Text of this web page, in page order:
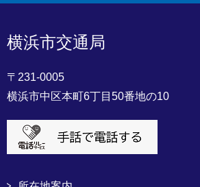
横浜市交通局
〒231-0005
横浜市中区本町6丁目50番地の10